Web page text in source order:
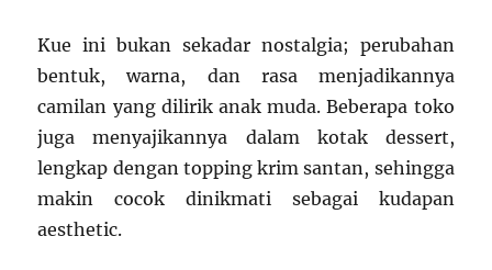
Kue ini bukan sekadar nostalgia; perubahan
bentuk, warna, dan rasa menjadikannya
camilan yang dilirik anak muda. Beberapa toko
juga menyajikannya dalam kotak dessert,
lengkap dengan topping krim santan, sehingga
makin cocok dinikmati sebagai kudapan
aesthetic.